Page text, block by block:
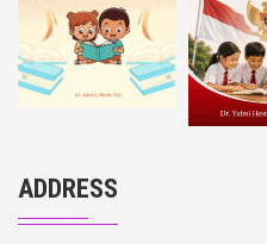
ADDRESS